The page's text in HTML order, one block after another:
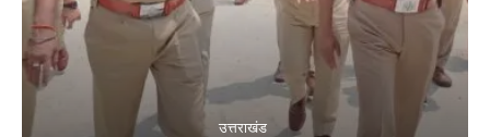
उत्तराखंड